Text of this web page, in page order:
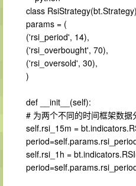
class
params = (
('rsi_period', 14),
('rsi_overbought', 70),
('rsi_oversold', 30),
)
def __init__(self):
# 为两个不同的时间框架数据
self.rsi_15m =
self.rsi_1h =